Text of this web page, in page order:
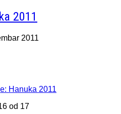
2011
2011
Hanuka 2011
od 17